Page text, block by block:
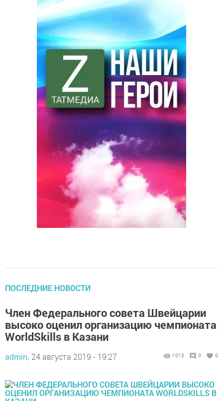
ПОСЛЕДНИЕ НОВОСТИ
Член Федерального совета Швейцарии
высоко оценил организацию чемпионата
WorldSkills в Казани
admin, 24 августа 2019 - 19:27 1013 0 0